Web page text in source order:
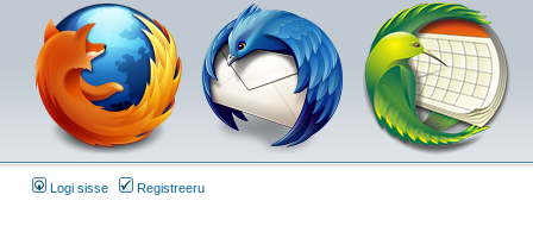
Logi sisse Registreeru